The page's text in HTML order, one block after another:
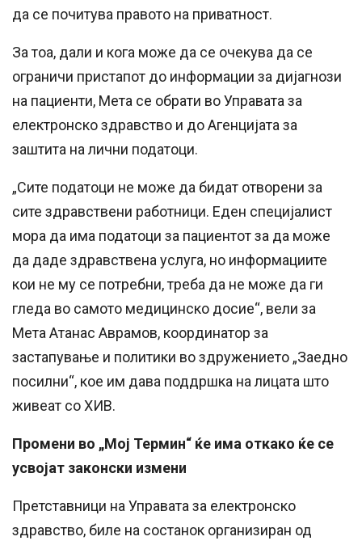
да се почитува правото на приватност.
За тоа, дали и кога може да се очекува да се
ограничи пристапот до информации за дијагнози
на пациенти, Мета се обрати во Управата за
електронско здравство и до Агенцијата за
заштита на лични податоци.
„Сите податоци не може да бидат отворени за
сите здравствени работници. Еден специјалист
мора да има податоци за пациентот за да може
да даде здравствена услуга, но информациите
кои не му се потребни, треба да не може да ги
гледа во самото медицинско досие“, вели за
Мета Атанас Аврамов, координатор за
застапување и политики во здружението „Заедно
посилни“, кое им дава поддршка на лицата што
живеат со ХИВ.
Промени во „Мој Термин“ ќе има откако ќе се
усвојат законски измени
Претставници на Управата за електронско
здравство, биле на состанок организиран од